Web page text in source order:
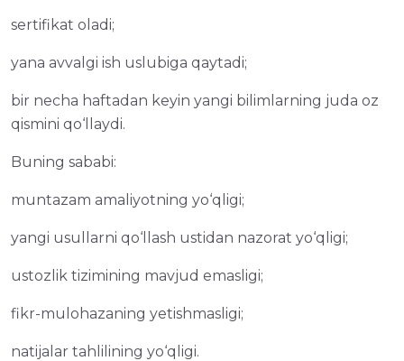
sertifikat oladi;
yana avvalgi ish uslubiga qaytadi;
bir necha haftadan keyin yangi bilimlarning juda oz
qismini qo‘llaydi.
Buning sababi:
muntazam amaliyotning yo‘qligi;
yangi usullarni qo‘llash ustidan nazorat yo‘qligi;
ustozlik tizimining mavjud emasligi;
fikr-mulohazaning yetishmasligi;
natijalar tahlilining yo‘qligi.